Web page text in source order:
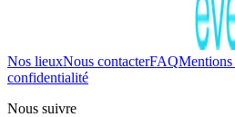
Nos lieuxNous contacterFAQMentions
confidentialité
Nous suivre